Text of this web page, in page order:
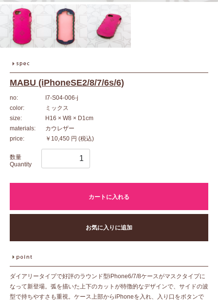
MABU (iPhoneSE2/8/7/6s/6)
no:
I7-S04-006-j
color:
ミックス
size:
H16 × W8 × D1cm
materials:
カウレザー
price:
￥10,450 円 (税込)
数量
Quantity
カートに入れる
お気に入りに追加
ダイアリータイプで好評のラウンド型iPhone6/7/8ケースがマスクタイプに
なって新登場。弧を描いた上下のカットが特徴的なデザインで、サイドの波
型で持ちやすさも重視。ケース上部からiPhoneを入れ、入り口をボタンで